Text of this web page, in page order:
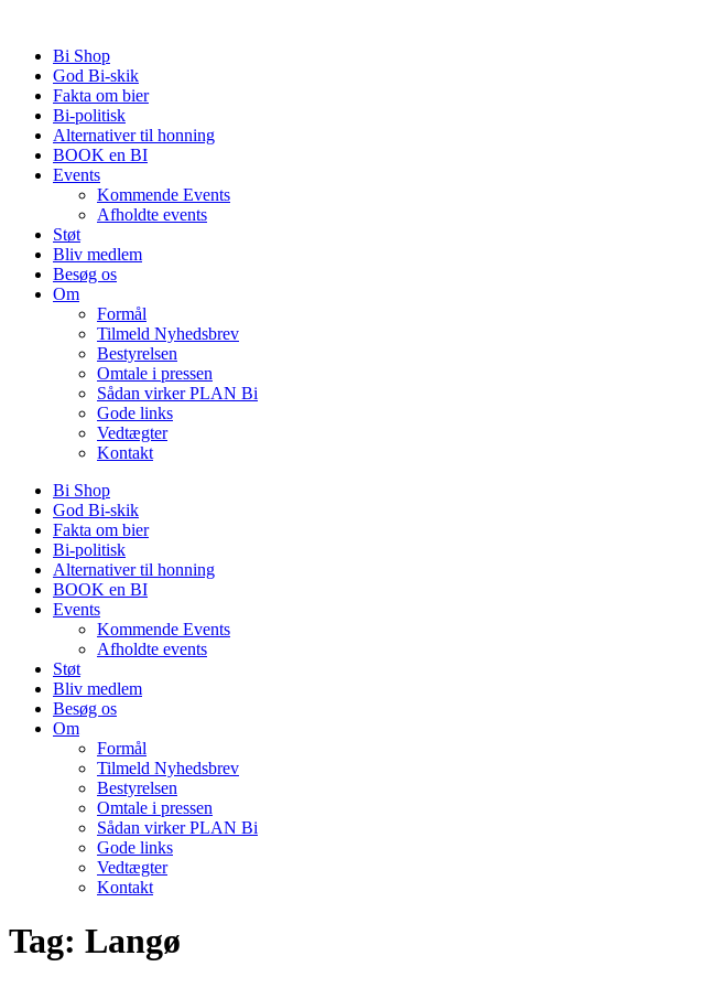
indholdBi Shop
God Bi-skik
Fakta om bier
Bi-politisk
Alternativer til honning
BOOK en BI
Events
Kommende Events
Afholdte events
Støt
Bliv medlem
Besøg os
Om
Formål
Tilmeld Nyhedsbrev
Bestyrelsen
Omtale i pressen
Sådan virker PLAN Bi
Gode links
Vedtægter
Kontakt
Bi Shop
God Bi-skik
Fakta om bier
Bi-politisk
Alternativer til honning
BOOK en BI
Events
Kommende Events
Afholdte events
Støt
Bliv medlem
Besøg os
Om
Formål
Tilmeld Nyhedsbrev
Bestyrelsen
Omtale i pressen
Sådan virker PLAN Bi
Gode links
Vedtægter
Kontakt
Tag: Langø